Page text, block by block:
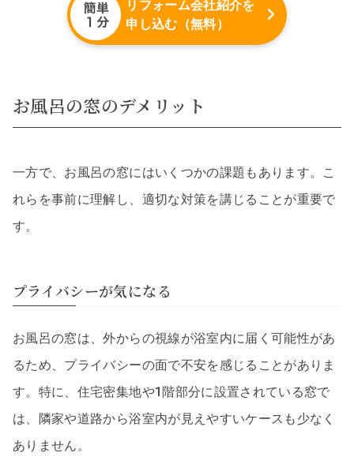
リフォーム会社紹介を
申し込む（無料）
お風呂の窓のデメリット
一方で、お風呂の窓にはいくつかの課題もあります。こ
れらを事前に理解し、適切な対策を講じることが重要で
す。
プライバシーが気になる
お風呂の窓は、外からの視線が浴室内に届く可能性があ
るため、プライバシーの面で不安を感じることがありま
す。特に、住宅密集地や1階部分に設置されている窓で
は、隣家や道路から浴室内が見えやすいケースも少なく
ありません。